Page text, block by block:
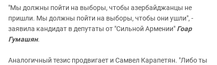
"Мы должны пойти на выборы, чтобы азербайджанцы не
пришли. Мы должны пойти на выборы, чтобы они ушли", -
заявила кандидат в депутаты от "Сильной Армении" Гоар
Гумашян.
Аналогичный тезис продвигает и Самвел Карапетян. "Либо ты